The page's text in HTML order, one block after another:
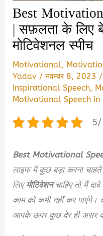
Best
| सफ़लता के लिए
मोटिवेशनल स्पीच
Motivational,
Yadav /नवम्बर 8, 2023 /
Inspirational Speech,
Motivational Speech in
Best Motivational
लाइफ में कुछ बड़ा करना
लिएमोटिवेशनचाहिए तो मैं
काम को कभी नहीं कर पाएंगे।
आपके ऊपर कुछ देर ही असर